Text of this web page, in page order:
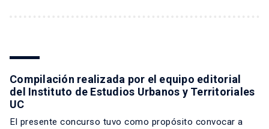
Compilación realizada por el equipo editorial
del Instituto de Estudios Urbanos y Territoriales
UC
El presente concurso tuvo como propósito convocar a